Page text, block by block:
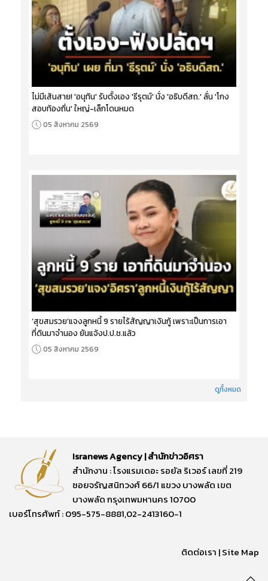
ไม่มีเส้นสาย! 'อนุทิน' รับตั้งเอง 'ธีรุตม์' นั่ง 'อธิบดีสถ.' ลั่น 'โกง
สอบท้องถิ่น' ใหญ่-เล็กโดนหมด
05 สิงหาคม 2569
‘สุขสมรวย’แจงลูกหนี้ 9 รายไร้สัญญาเงินกู้ เพราะเป็นการเอา
ที่ดินมาจำนอง ยันแจ้งป.ป.ช.แล้ว
05 สิงหาคม 2569
ดูทั้งหมด
Isranews Agency | สำนักข่าวอิศรา
สำนักงาน : โรงแรมเดอะ รอยัล ริเวอร์ เลขที่ 219
ซอยจรัญสนิทวงศ์ 66/1 แขวง บางพลัด เขต
บางพลัด กรุงเทพมหานคร 10700
เบอร์โทรศัพท์ : 095-575-8881,02-2413160-1
ติดต่อเรา |Site Map